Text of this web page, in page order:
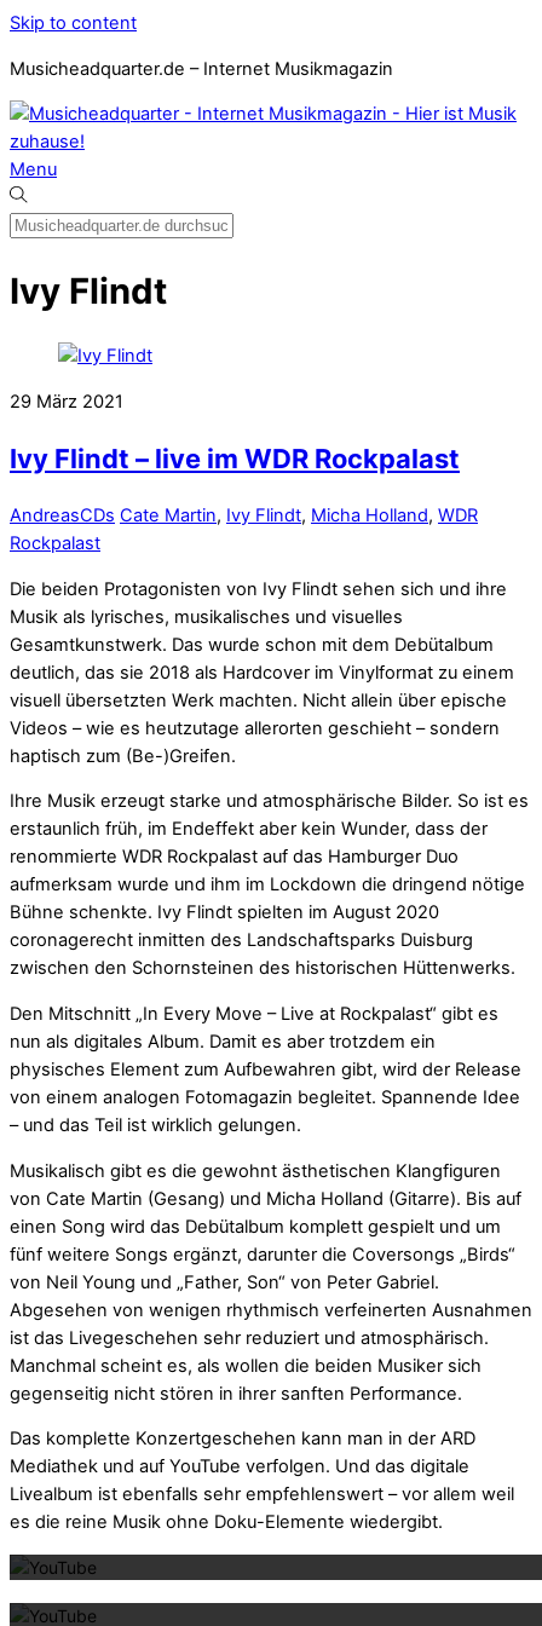
Skip to content
Musicheadquarter.de – Internet Musikmagazin
Menu
Ivy Flindt
29 März 2021
Ivy Flindt – live im WDR Rockpalast
AndreasCDs Cate Martin, Ivy Flindt, Micha Holland, WDR
Rockpalast
Die beiden Protagonisten von Ivy Flindt sehen sich und ihre
Musik als lyrisches, musikalisches und visuelles
Gesamtkunstwerk. Das wurde schon mit dem Debütalbum
deutlich, das sie 2018 als Hardcover im Vinylformat zu einem
visuell übersetzten Werk machten. Nicht allein über epische
Videos – wie es heutzutage allerorten geschieht – sondern
haptisch zum (Be-)Greifen.
Ihre Musik erzeugt starke und atmosphärische Bilder. So ist es
erstaunlich früh, im Endeffekt aber kein Wunder, dass der
renommierte WDR Rockpalast auf das Hamburger Duo
aufmerksam wurde und ihm im Lockdown die dringend nötige
Bühne schenkte. Ivy Flindt spielten im August 2020
coronagerecht inmitten des Landschaftsparks Duisburg
zwischen den Schornsteinen des historischen Hüttenwerks.
Den Mitschnitt „In Every Move – Live at Rockpalast“ gibt es
nun als digitales Album. Damit es aber trotzdem ein
physisches Element zum Aufbewahren gibt, wird der Release
von einem analogen Fotomagazin begleitet. Spannende Idee
– und das Teil ist wirklich gelungen.
Musikalisch gibt es die gewohnt ästhetischen Klangfiguren
von Cate Martin (Gesang) und Micha Holland (Gitarre). Bis auf
einen Song wird das Debütalbum komplett gespielt und um
fünf weitere Songs ergänzt, darunter die Coversongs „Birds“
von Neil Young und „Father, Son“ von Peter Gabriel.
Abgesehen von wenigen rhythmisch verfeinerten Ausnahmen
ist das Livegeschehen sehr reduziert und atmosphärisch.
Manchmal scheint es, als wollen die beiden Musiker sich
gegenseitig nicht stören in ihrer sanften Performance.
Das komplette Konzertgeschehen kann man in der ARD
Mediathek und auf YouTube verfolgen. Und das digitale
Livealbum ist ebenfalls sehr empfehlenswert – vor allem weil
es die reine Musik ohne Doku-Elemente wiedergibt.
Mit dem